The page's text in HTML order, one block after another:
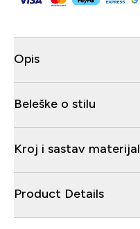
Opis
Beleške o stilu
Kroj i sastav
Product Details